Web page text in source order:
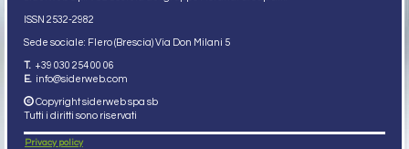
ISSN 2532-2982
Sede sociale: Flero (Brescia) Via Don Milani 5
T. +39 030 254 00 06
E. info@siderweb.com
Copyright siderweb spa sb
Tutti i diritti sono riservati
Privacy policy